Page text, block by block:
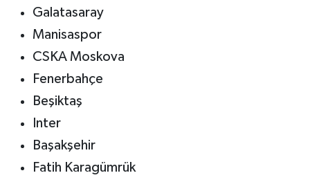
Galatasaray
Manisaspor
CSKA Moskova
Fenerbahçe
Beşiktaş
Inter
Başakşehir
Fatih Karagümrük